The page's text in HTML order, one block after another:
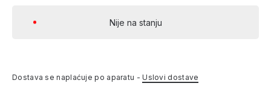
Nije na stanju
Dostava se naplaćuje po aparatu -Uslovi dostave